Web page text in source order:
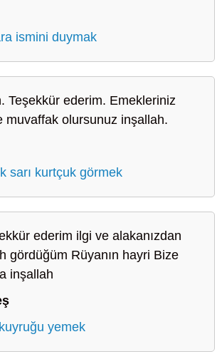
ismini duymak
Teşekkür ederim. Emekleriniz
muvaffak olursunuz inşallah.
sarı kurtçuk görmek
ederim ilgi ve alakanızdan
gördüğüm Rüyanın hayri Bize
inşallah
yemek